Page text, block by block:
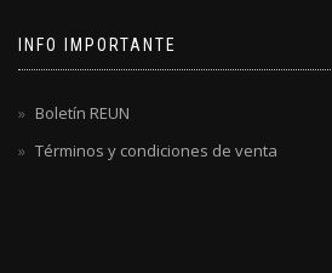
INFO IMPORTANTE
Boletín REUN
Términos y condiciones de venta